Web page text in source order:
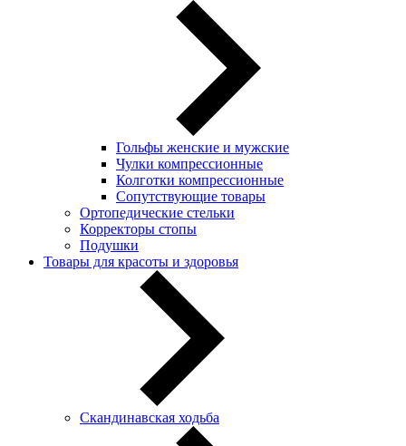
Гольфы женские и мужские
Чулки компрессионные
Колготки компрессионные
Сопутствующие товары
Ортопедические стельки
Корректоры стопы
Подушки
Товары для красоты и здоровья
Скандинавская ходьба